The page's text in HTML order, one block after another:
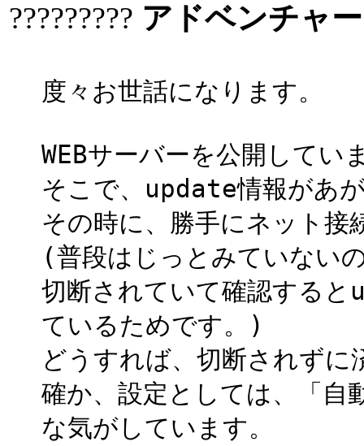
????????? アドベンチャー
度々お世話になります。
WEBサーバーを公開してい
そこで、update情報があ
その時に、勝手にネット接
(普段はじっとみていない
切断されていて確認する
ているためです。)
どうすれば、切断されず
確か、設定としては、「
な気がしています。